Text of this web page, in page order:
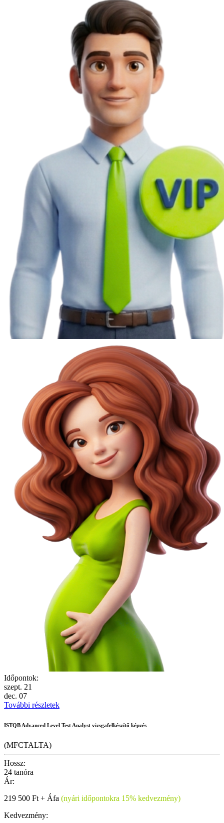
Időpontok:
szept. 21
dec. 07
További részletek
ISTQB Advanced Level Test Analyst vizsgafelkészítő képzés
(MFCTALTA)
Hossz:
24 tanóra
Ár:
219 500 Ft + Áfa (nyári időpontokra 15% kedvezmény)
Kedvezmény: